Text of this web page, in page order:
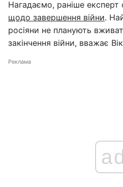
Нагадаємо, раніше
щодо завершення війни.
росіяни не планують
закінчення війни, вважає
Реклама